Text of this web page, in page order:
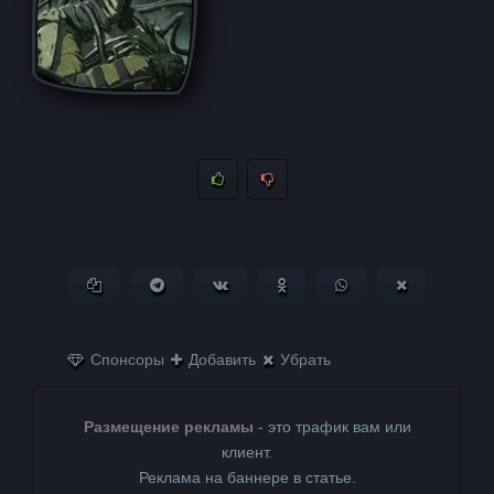
Копировать ссылкуПоделиться в Telegram
Поделиться ВКонтактеПоделиться в
Поделиться в
Спонсоры Добавить Убрать
Размещение рекламы - это трафик вам или
клиент.
Реклама на баннере в статье.